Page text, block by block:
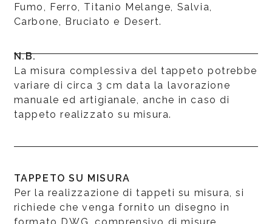
Fumo, Ferro, Titanio Melange, Salvia,
Carbone, Bruciato e Desert.
N.B.
La misura complessiva del tappeto potrebbe
variare di circa 3 cm data la lavorazione
manuale ed artigianale, anche in caso di
tappeto realizzato su misura.
TAPPETO SU MISURA
Per la realizzazione di tappeti su misura, si
richiede che venga fornito un disegno in
formato DWG, comprensivo di misure